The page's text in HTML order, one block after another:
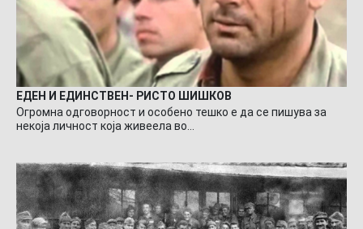
ЕДЕН И ЕДИНСТВЕН- РИСТО ШИШКОВ
Огромна одговорност и особено тешко е да се пишува за
некоја личност која живеела во…